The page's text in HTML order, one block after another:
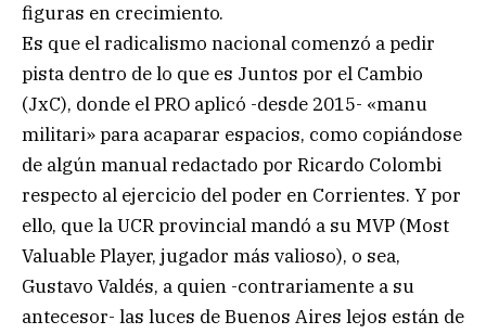
figuras en crecimiento.
Es que el radicalismo nacional comenzó a pedir
pista dentro de lo que es Juntos por el Cambio
(JxC), donde el PRO aplicó -desde 2015- «manu
militari» para acaparar espacios, como copiándose
de algún manual redactado por Ricardo Colombi
respecto al ejercicio del poder en Corrientes. Y por
ello, que la UCR provincial mandó a su MVP (Most
Valuable Player, jugador más valioso), o sea,
Gustavo Valdés, a quien -contrariamente a su
antecesor- las luces de Buenos Aires lejos están de